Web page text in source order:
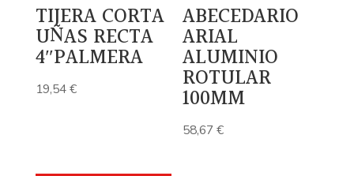
TIJERA CORTA
UÑAS RECTA
4″PALMERA
19,54€
ABECEDARIO
ARIAL
ALUMINIO
ROTULAR
100MM
58,67€